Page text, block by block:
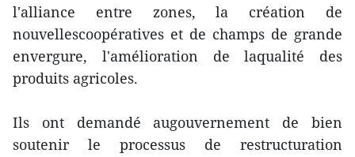
l'alliance entre zones, la création de
nouvellescoopératives et de champs de grande
envergure, l'amélioration de laqualité des
produits agricoles.
Ils ont demandé augouvernement de bien
soutenir le processus de restructuration